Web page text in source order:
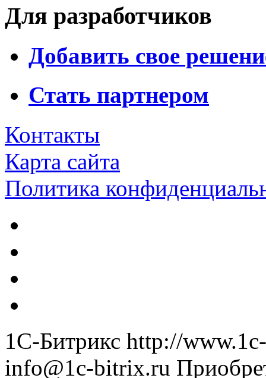
Для разработчиков
Добавить свое
Стать партнером
Контакты
Карта сайта
Политика
1С-Битрикс http://
info@1c-bitrix.ru